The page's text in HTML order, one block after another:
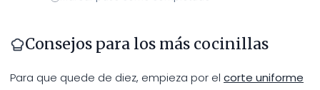
Consejos para los más cocinillas
Para que quede de diez, empieza por el corte uniforme